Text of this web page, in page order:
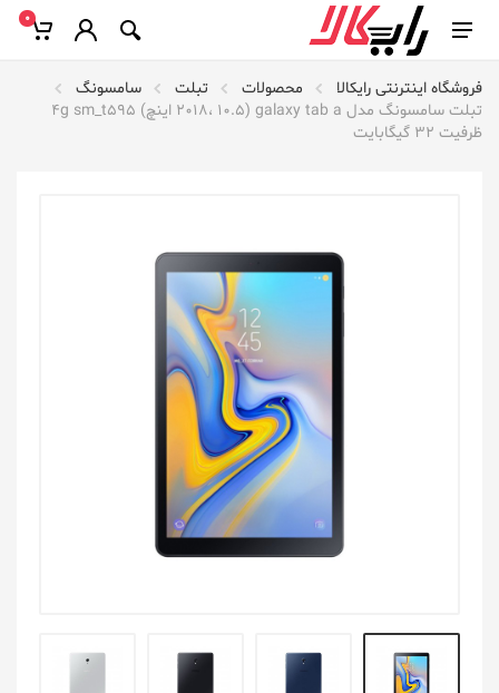
0
فروشگاه اینترنتی رایکالا محصولات تبلت
سامسونگ
تبلت سامسونگ مدل galaxy tab a (2018، 10.5 اینچ) 4g sm_t595
ظرفیت 32 گیگابایت